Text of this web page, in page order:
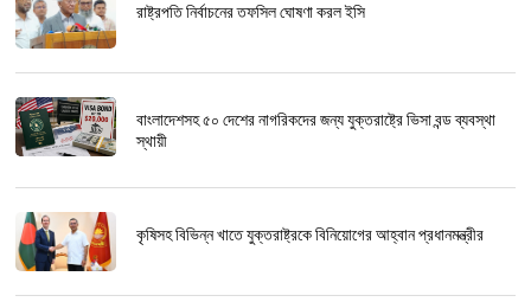
রাষ্ট্রপতি নির্বাচনের তফসিল ঘোষণা করল ইসি
বাংলাদেশসহ ৫০ দেশের নাগরিকদের জন্য যুক্তরাষ্ট্রে ভিসা বন্ড ব্যবস্থা
স্থায়ী
কৃষিসহ বিভিন্ন খাতে যুক্তরাষ্ট্রকে বিনিয়োগের আহ্বান প্রধানমন্ত্রীর